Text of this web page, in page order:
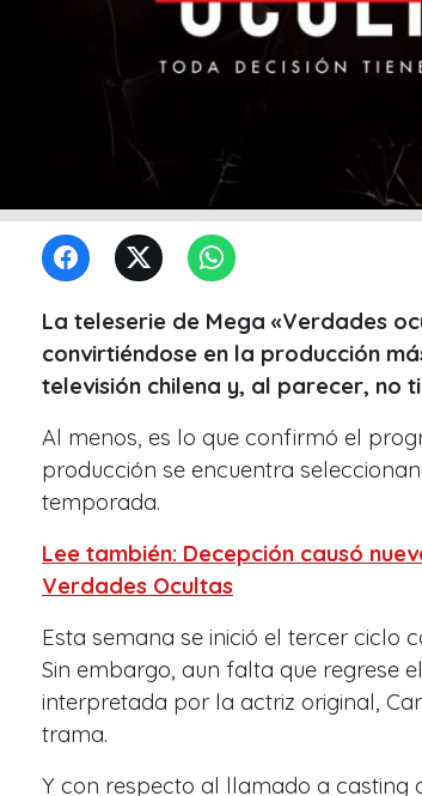
La teleserie de Mega «Verdades
convirtiéndose en la producción
televisión chilena y, al parecer, no
Al menos, es lo que confirmó el
producción se encuentra
temporada.
Lee también: Decepción causó
Verdades Ocultas
Esta semana se inició el tercer ciclo
Sin embargo, aun falta que regrese
interpretada por la actriz original,
trama.
Y con respecto al llamado a casting